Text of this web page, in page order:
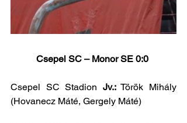
Csepel SC – Monor SE 0:0
Csepel SC Stadion Jv.: Török Mihály
(Hovanecz Máté, Gergely Máté)